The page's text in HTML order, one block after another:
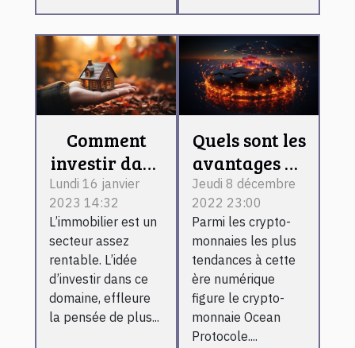
Comment
investir dans
l’immobilier
locatif ?
Lundi 16 janvier
2023 14:32
L’immobilier est un
secteur assez
rentable. L’idée
d’investir dans ce
domaine, effleure
la pensée de plus...
Quels sont les
avantages de
détention de
Ocean
Protocol ?
Jeudi 8 décembre
2022 23:00
Parmi les crypto-
monnaies les plus
tendances à cette
ère numérique
figure le crypto-
monnaie Ocean
Protocole....